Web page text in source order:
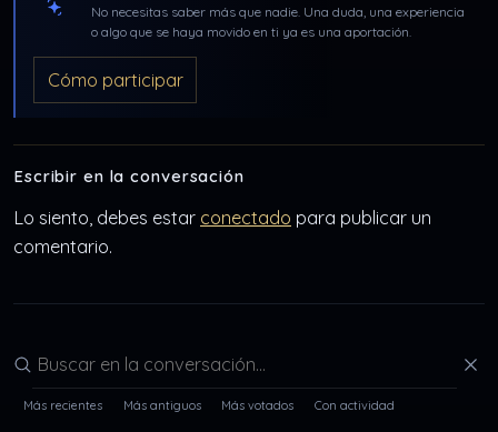
No necesitas saber más que nadie. Una duda, una experiencia
o algo que se haya movido en ti ya es una aportación.
Cómo participar
Escribir en la conversación
Lo siento, debes estar conectado para publicar un
comentario.
Buscar en la conversación
Más recientes Más antiguos Más votados Con actividad